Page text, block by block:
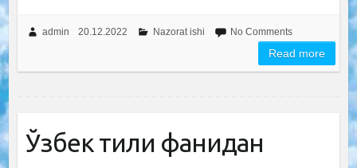
admin 20.12.2022 Nazorat ishi No Comments
Read more
Ўзбек тили фанидан